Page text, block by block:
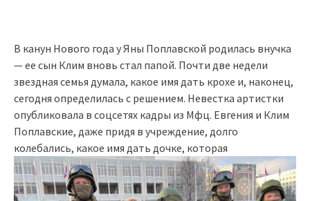
В канун Нового года у Яны Поплавской родилась внучка
— ее сын Клим вновь стал папой. Почти две недели
звездная семья думала, какое имя дать крохе и, наконец,
сегодня определилась с решением. Невестка артистки
опубликовала в соцсетях кадры из Мфц. Евгения и Клим
Поплавские, даже придя в учреждение, долго
колебались, какое имя дать дочке, которая